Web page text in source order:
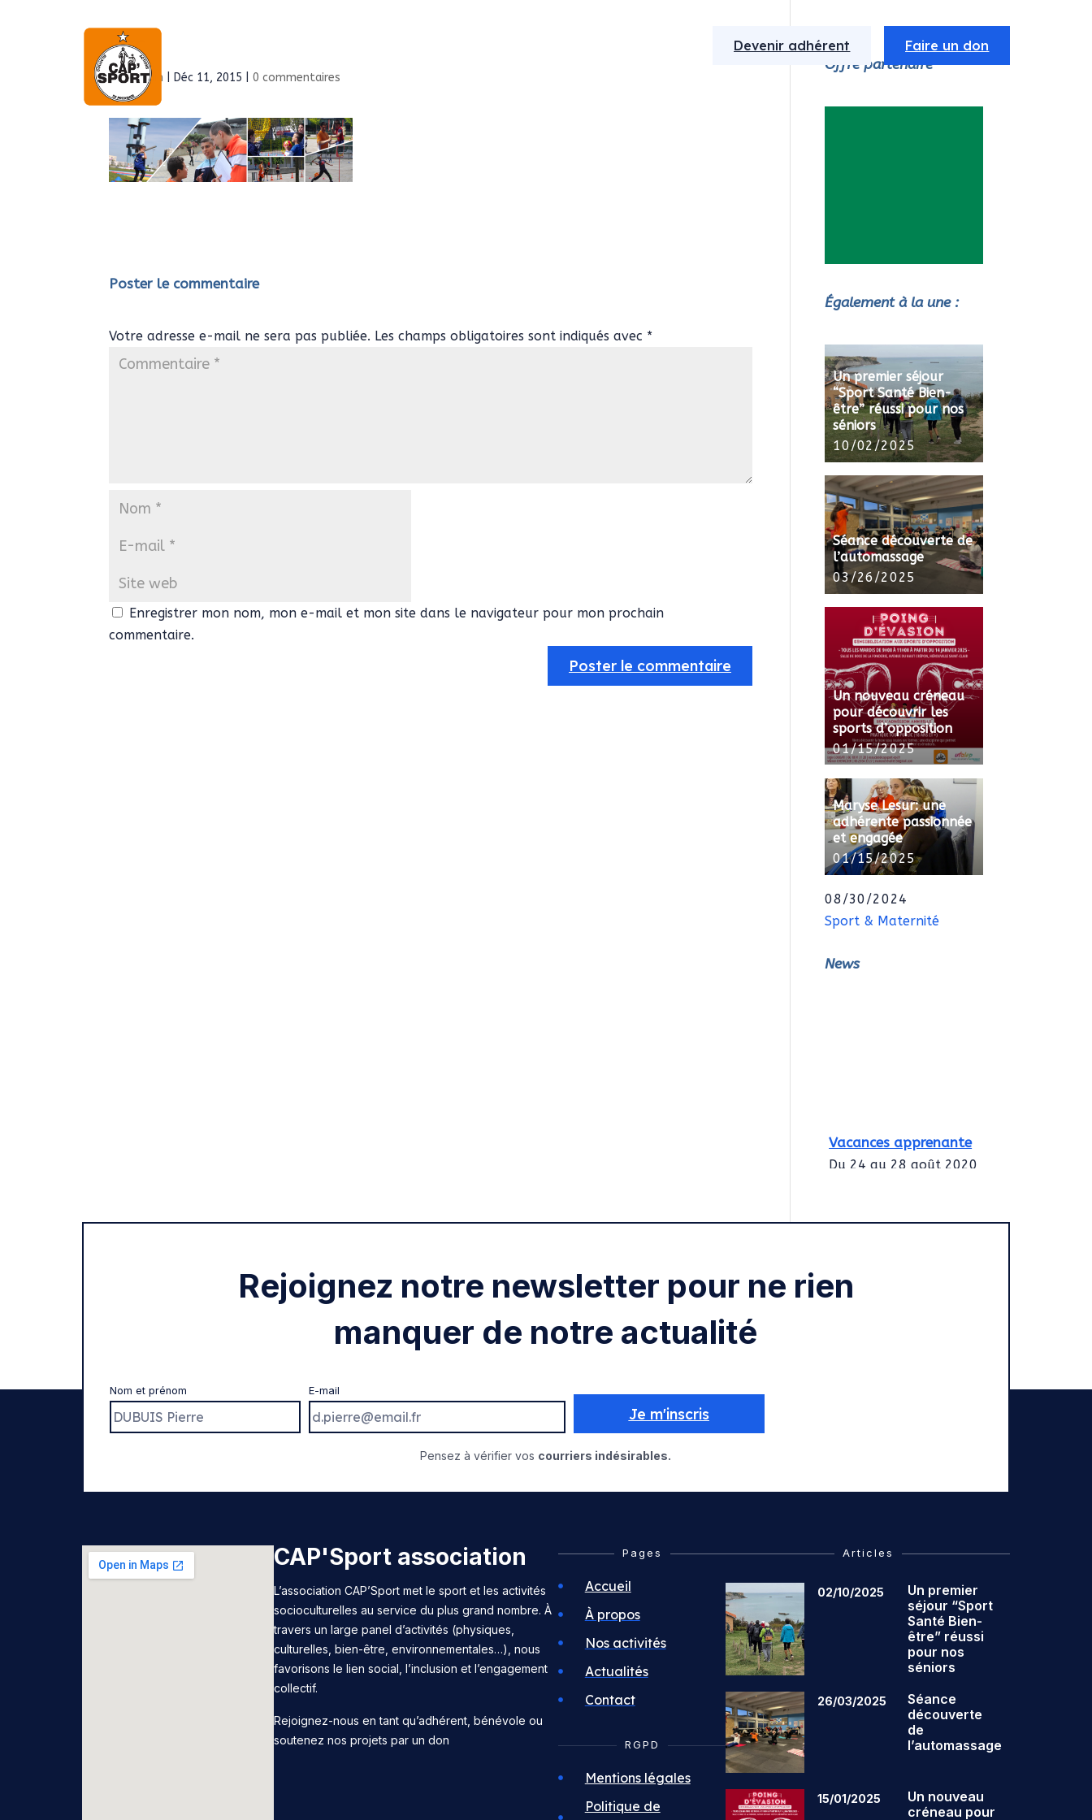
Devenir adhérent Faire un don
HSC
parAdmin Déc 11, 2015 |0 commentaires
Poster le commentaire
Votre adresse e-mail ne sera pas publiée. Les champs obligatoires sont indiqués avec *
Enregistrer mon nom, mon e-mail et mon site dans le navigateur pour mon prochain
commentaire.
Offre partenaire
Également à la une :
Un premier séjour
“Sport Santé Bien-
être” réussi pour nos
séniors
10/02/2025
Séance découverte de
l’automassage
03/26/2025
Un nouveau créneau
pour découvrir les
sports d’opposition
01/15/2025
Maryse Lesur: une
adhérente passionnée
et engagée
01/15/2025
08/30/2024
Sport & Maternité
News
Vacances apprenante
Du 24 au 28 août 2020
services civiques
Rejoignez notre newsletter pour ne rien
manquer de notre actualité
Nom et prénom E-mail
Je m'inscris
Pensez à vérifier vos courriers indésirables.
CAP'Sport association
L’association CAP’Sport met le sport et les activités
socioculturelles au service du plus grand nombre. À
travers un large panel d’activités (physiques,
culturelles, bien-être, environnementales…), nous
favorisons le lien social, l’inclusion et l’engagement
collectif.
Rejoignez-nous en tant qu’adhérent, bénévole ou
soutenez nos projets par un don
Pages
Accueil
À propos
Nos activités
Actualités
Contact
RGPD
Mentions légales
Politique de
Articles
02/10/2025
Un premier
séjour “Sport
Santé Bien-
être” réussi
pour nos
séniors
26/03/2025
Séance
découverte
de
l’automassage
15/01/2025
Un nouveau
créneau pour